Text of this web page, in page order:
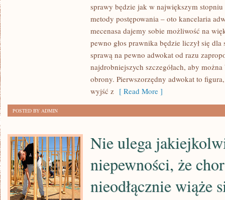
CATERINGOWA
REKLAMUJE
STANIE
UCZYNIĆ
sprawy będzie jak w największym stopniu
metody postępowania – oto kancelaria
mecenasa dajemy sobie możliwość na
pewno głos prawnika będzie liczył się
sprawą na pewno adwokat od razu
najdrobniejszych szczegółach, aby
obrony. Pierwszorzędny adwokat to
wyjść z [ Read More ]
POSTED BY ADMIN
Nie ulega
niepewności, że
nieodłącznie wiąże